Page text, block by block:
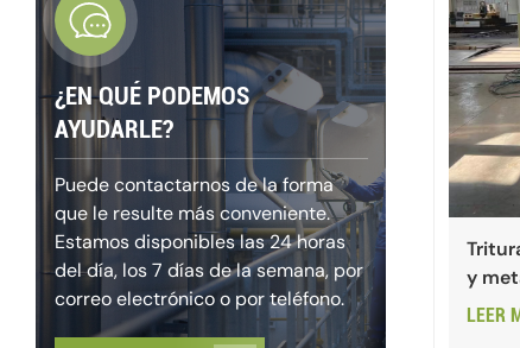
¿EN QUÉ PODEMOS
AYUDARLE?
Puede contactarnos de la forma
que le resulte más conveniente.
Estamos disponibles las 24 horas
del día, los 7 días de la semana, por
correo electrónico o por teléfono.
y
LEER